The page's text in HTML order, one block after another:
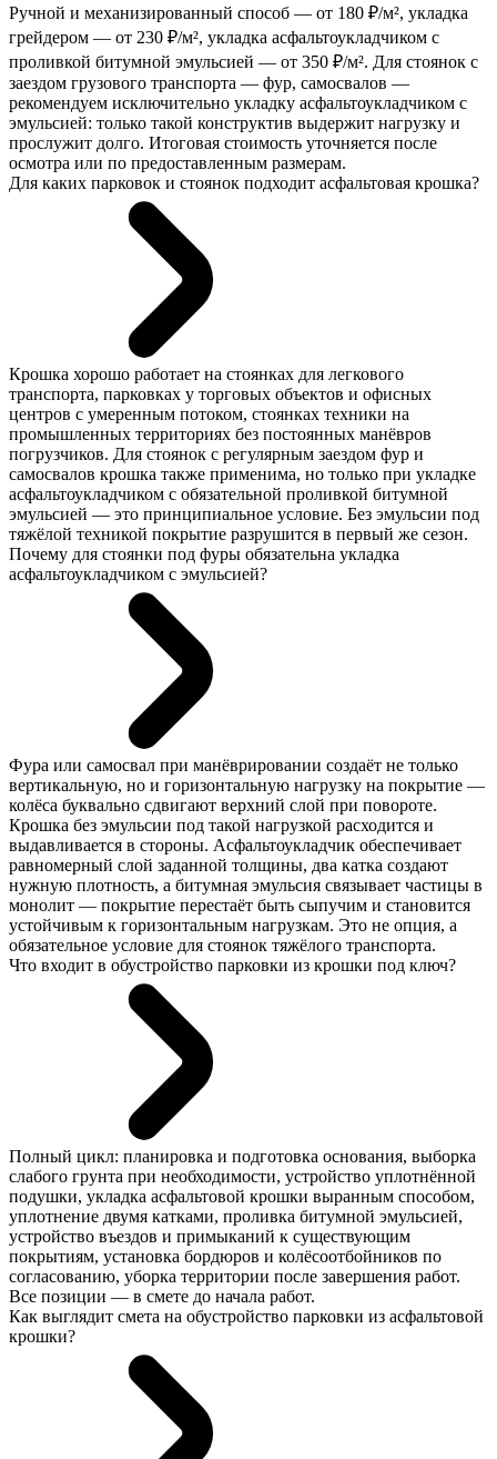
Ручной и механизированный способ — от 180 ₽/м², укладка
грейдером — от 230 ₽/м², укладка асфальтоукладчиком с
проливкой битумной эмульсией — от 350 ₽/м². Для стоянок с
заездом грузового транспорта — фур, самосвалов —
рекомендуем исключительно укладку асфальтоукладчиком с
эмульсией: только такой конструктив выдержит нагрузку и
прослужит долго. Итоговая стоимость уточняется после
осмотра или по предоставленным размерам.
Для каких парковок и стоянок подходит асфальтовая крошка?
Крошка хорошо работает на стоянках для легкового
транспорта, парковках у торговых объектов и офисных
центров с умеренным потоком, стоянках техники на
промышленных территориях без постоянных манёвров
погрузчиков. Для стоянок с регулярным заездом фур и
самосвалов крошка также применима, но только при укладке
асфальтоукладчиком с обязательной проливкой битумной
эмульсией — это принципиальное условие. Без эмульсии под
тяжёлой техникой покрытие разрушится в первый же сезон.
Почему для стоянки под фуры обязательна укладка
асфальтоукладчиком с эмульсией?
Фура или самосвал при манёврировании создаёт не только
вертикальную, но и горизонтальную нагрузку на покрытие —
колёса буквально сдвигают верхний слой при повороте.
Крошка без эмульсии под такой нагрузкой расходится и
выдавливается в стороны. Асфальтоукладчик обеспечивает
равномерный слой заданной толщины, два катка создают
нужную плотность, а битумная эмульсия связывает частицы в
монолит — покрытие перестаёт быть сыпучим и становится
устойчивым к горизонтальным нагрузкам. Это не опция, а
обязательное условие для стоянок тяжёлого транспорта.
Что входит в обустройство парковки из крошки под ключ?
Полный цикл: планировка и подготовка основания, выборка
слабого грунта при необходимости, устройство уплотнённой
подушки, укладка асфальтовой крошки выранным способом,
уплотнение двумя катками, проливка битумной эмульсией,
устройство въездов и примыканий к существующим
покрытиям, установка бордюров и колёсоотбойников по
согласованию, уборка территории после завершения работ.
Все позиции — в смете до начала работ.
Как выглядит смета на обустройство парковки из асфальтовой
крошки?